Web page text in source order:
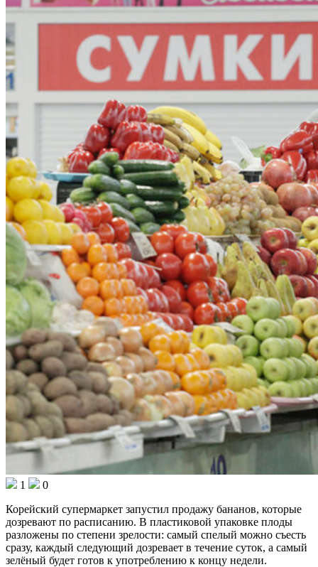
1
0
Корейский супермаркет запустил продажу бананов, которые
дозревают по расписанию. В пластиковой упаковке плоды
разложены по степени зрелости: самый спелый можно съесть
сразу, каждый следующий дозревает в течение суток, а самый
зелёный будет готов к употреблению к концу недели.